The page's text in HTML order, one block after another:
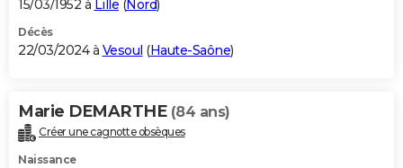
15/03/1952 à Lille (Nord)
Décès
22/03/2024 à Vesoul (Haute-Saône)
Marie DEMARTHE (84 ans)
Créer une cagnotte obsèques
Naissance